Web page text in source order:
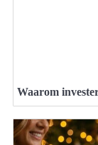
Waarom